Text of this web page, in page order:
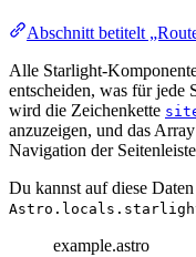
Abschnitt betitelt
Alle Starlight-
entscheiden, was für jede
wird die Zeichenkette
anzuzeigen, und das Array
Navigation der
Du kannst auf diese
example.astro